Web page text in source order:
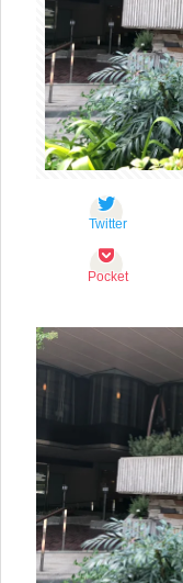
Twitter
Pocket